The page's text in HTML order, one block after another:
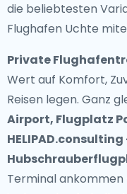
die beliebtesten
Flughafen Uchte
Private
Wert auf Komfort,
Reisen legen. Ganz
Airport, Flugplatz
Terminal